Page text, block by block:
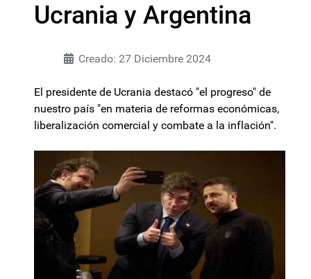
Ucrania y Argentina
Creado: 27 Diciembre 2024
El presidente de Ucrania destacó "el progreso" de
nuestro país "en materia de reformas económicas,
liberalización comercial y combate a la inflación".